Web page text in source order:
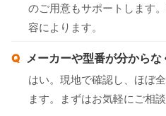
のご用意もサポートします
容によります。
メーカーや型番が分から
はい。現地で確認し、ほぼ
ます。まずはお気軽にご相談